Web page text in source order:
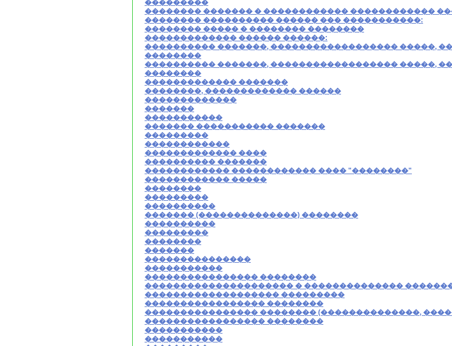
���������
�������� ������� � ������������ ������������
�������� ���������� ������ ��� �����������:
�������� ����� � �������� ��������
������������� ������ ������:
���������� �������, ������������������ �����,
��������
���������� �������, ������������������ �����,
��������
������������� �������
��������, ������������� ������
�������������
�������
�����������
������� ����������� �������
���������
������������
������������� ����
���������� �������
������������ ������������ ���� "��������"
������������ �����
��������
���������
����������
������� (��������������) ��������
����������
���������
��������
�������
���������������
�����������
���������������� ��������
��������������������� � ��������������
������������������� ���������
����������������� ��������
���������������� �������� (��������������,
����������������� ��������
�����������
�����������